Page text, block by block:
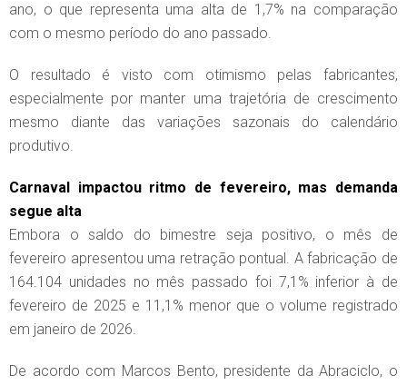
ano, o que representa uma alta de 1,7% na comparação
com o mesmo período do ano passado.
O resultado é visto com otimismo pelas fabricantes,
especialmente por manter uma trajetória de crescimento
mesmo diante das variações sazonais do calendário
produtivo.
Carnaval impactou ritmo de fevereiro, mas demanda
segue alta
Embora o saldo do bimestre seja positivo, o mês de
fevereiro apresentou uma retração pontual. A fabricação de
164.104 unidades no mês passado foi 7,1% inferior à de
fevereiro de 2025 e 11,1% menor que o volume registrado
em janeiro de 2026.
De acordo com Marcos Bento, presidente da Abraciclo, o